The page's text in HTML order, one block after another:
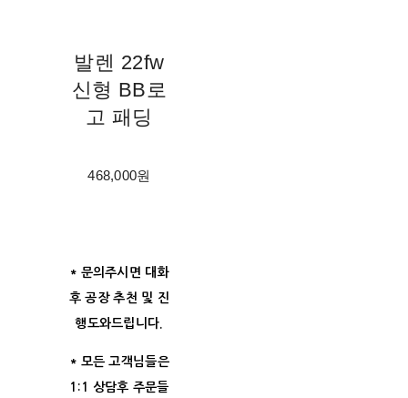
발렌 22fw
신형 BB로
고 패딩
468,000원
* 문의주시면 대화
후 공장 추천 및 진
행도와드립니다.
* 모든 고객님들은
1:1 상담후 주문들